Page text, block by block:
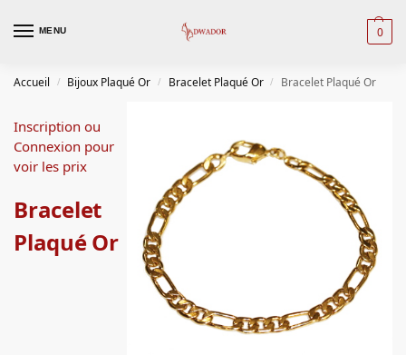
MENU 0
Accueil / Bijoux Plaqué Or / Bracelet Plaqué Or / Bracelet Plaqué Or
Inscription ou
Connexion pour
voir les prix
Bracelet
Plaqué Or